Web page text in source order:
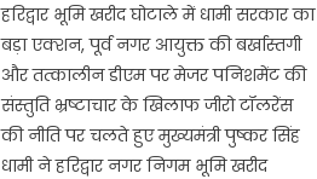
हरिद्वार भूमि खरीद घोटाले में धामी सरकार का
बड़ा एक्शन, पूर्व नगर आयुक्त की बर्खास्तगी
और तत्कालीन डीएम पर मेजर पनिशमेंट की
संस्तुति भ्रष्टाचार के खिलाफ जीरो टॉलरेंस
की नीति पर चलते हुए मुख्यमंत्री पुष्कर सिंह
धामी ने हरिद्वार नगर निगम भूमि खरीद